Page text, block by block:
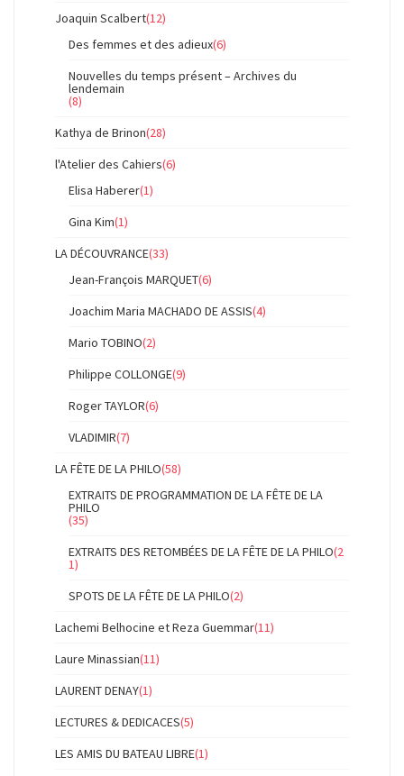
Joaquin Scalbert(12)
Des femmes et des adieux(6)
Nouvelles du temps présent – Archives du
lendemain
(8)
Kathya de Brinon(28)
l'Atelier des Cahiers(6)
Elisa Haberer(1)
Gina Kim(1)
LA DÉCOUVRANCE(33)
Jean-François MARQUET(6)
Joachim Maria MACHADO DE ASSIS(4)
Mario TOBINO(2)
Philippe COLLONGE(9)
Roger TAYLOR(6)
VLADIMIR(7)
LA FÊTE DE LA PHILO(58)
EXTRAITS DE PROGRAMMATION DE LA FÊTE DE LA
PHILO
(35)
EXTRAITS DES RETOMBÉES DE LA FÊTE DE LA PHILO(2
1)
SPOTS DE LA FÊTE DE LA PHILO(2)
Lachemi Belhocine et Reza Guemmar(11)
Laure Minassian(11)
LAURENT DENAY(1)
LECTURES & DEDICACES(5)
LES AMIS DU BATEAU LIBRE(1)